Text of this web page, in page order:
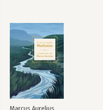
Marcus Aurelius